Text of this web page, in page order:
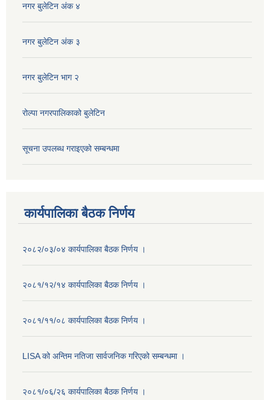
नगर बुलेटिन अंक ४
नगर बुलेटिन अंक ३
नगर बुलेटिन भाग २
रोल्पा नगरपालिकाको बुलेटिन
सूचना उपलब्ध गराइएको सम्बन्धमा
कार्यपालिका बैठक निर्णय
२०८२/०३/०४ कार्यपालिका बैठक निर्णय ।
२०८१/१२/१४ कार्यपालिका बैठक निर्णय ।
२०८१/११/०८ कार्यपालिका बैठक निर्णय ।
LISA को अन्तिम नतिजा सार्वजनिक गरिएको सम्बन्धमा ।
२०८१/०६/२६ कार्यपालिका बैठक निर्णय ।